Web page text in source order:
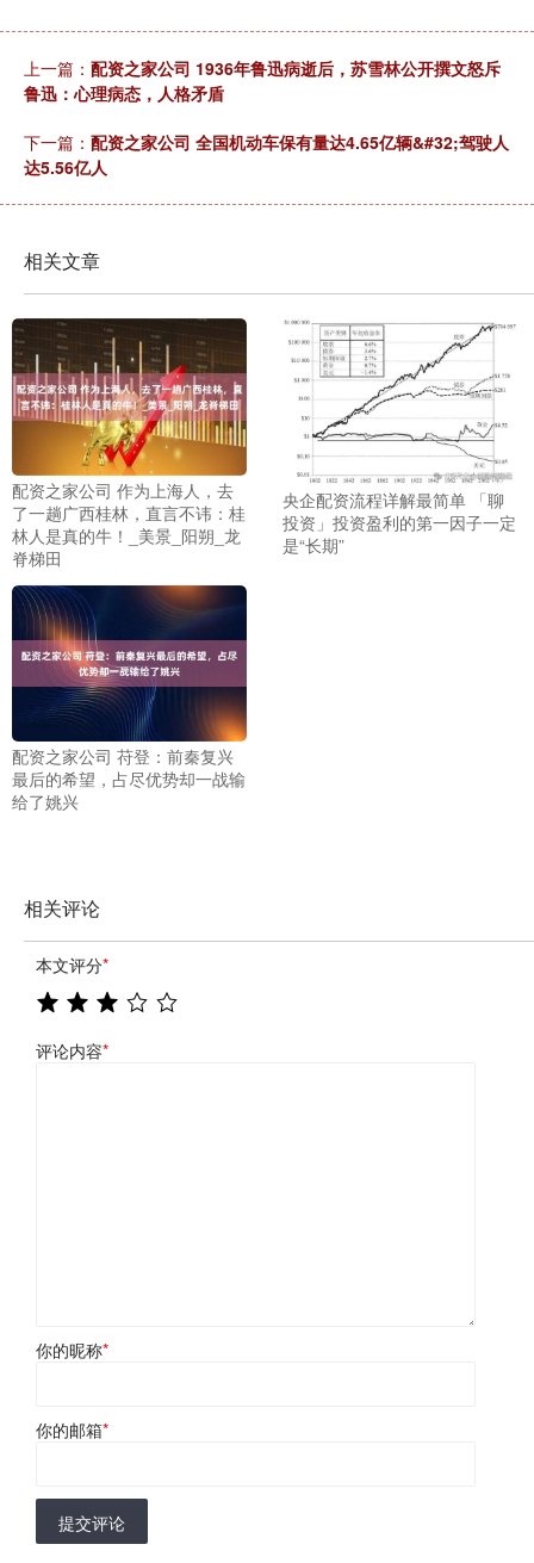
上一篇： 配资之家公司 1936年鲁迅病逝后，苏雪林公开撰文怒斥
鲁迅：心理病态，人格矛盾
下一篇： 配资之家公司 全国机动车保有量达4.65亿辆&#32;驾驶人
达5.56亿人
相关文章
配资之家公司 作为上海人，去
了一趟广西桂林，直言不讳：桂
林人是真的牛！_美景_阳朔_龙
脊梯田
央企配资流程详解最简单 「聊
投资」投资盈利的第一因子一定
是“长期”
配资之家公司 苻登：前秦复兴
最后的希望，占尽优势却一战输
给了姚兴
相关评论
本文评分*
评论内容*
你的昵称*
你的邮箱*
提交评论